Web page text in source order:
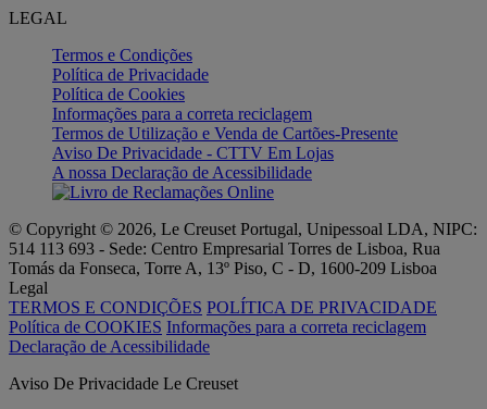
LEGAL
Termos e Condições
Política de Privacidade
Política de Cookies
Informações para a correta reciclagem
Termos de Utilização e Venda de Cartões-Presente
Aviso De Privacidade - CTTV Em Lojas
A nossa Declaração de Acessibilidade
© Copyright © 2026, Le Creuset Portugal, Unipessoal LDA, NIPC:
514 113 693 - Sede: Centro Empresarial Torres de Lisboa, Rua
Tomás da Fonseca, Torre A, 13º Piso, C - D, 1600-209 Lisboa
Legal
TERMOS E CONDIÇÕES POLÍTICA DE PRIVACIDADE
Política de COOKIES Informações para a correta reciclagem
Declaração de Acessibilidade
Aviso De Privacidade Le Creuset